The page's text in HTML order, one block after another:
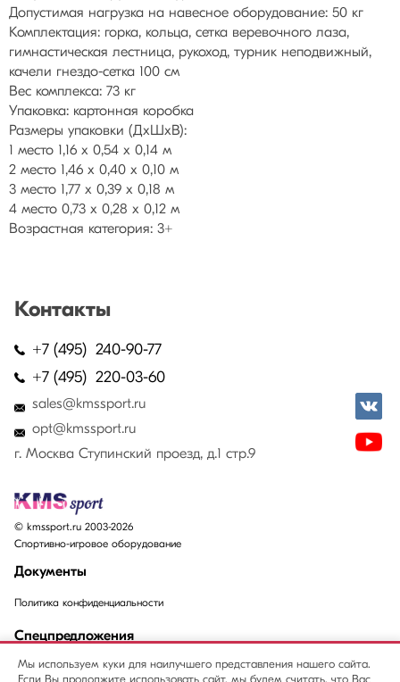
Мы используем куки для наилучшего представления нашего сайта.
Допустимая нагрузка на навесное оборудование: 50 кг
Комплектация: горка, кольца, сетка веревочного лаза,
гимнастическая лестница, рукоход, турник неподвижный,
качели гнездо-сетка 100 см
Вес комплекса: 73 кг
Упаковка: картонная коробка
Размеры упаковки (ДхШхВ):
1 место 1,16 х 0,54 х 0,14 м
2 место 1,46 х 0,40 х 0,10 м
3 место 1,77 х 0,39 х 0,18 м
4 место 0,73 х 0,28 х 0,12 м
Возрастная категория: 3+
Контакты
+7 (495) 240-90-77
+7 (495) 220-03-60
sales@kmssport.ru
opt@kmssport.ru
г. Москва Ступинский проезд, д.1 стр.9
© kmssport.ru 2003-2026
Спортивно-игровое оборудование
Документы
Политика конфиденциальности
Спецпредложения
Акции